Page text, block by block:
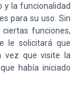
y la funcionalidad
para su uso. Sin
funciones,
le solicitará que
vez que visite la
había iniciado